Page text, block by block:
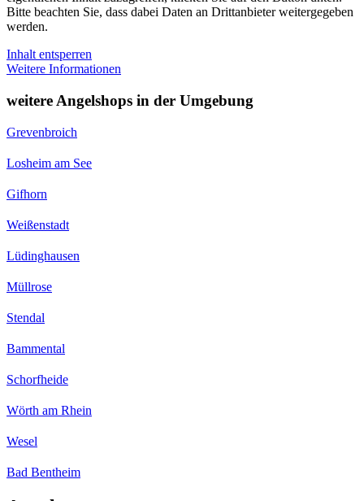
Bitte beachten Sie, dass dabei Daten an Drittanbieter weitergegeben
werden.
Inhalt entsperren
Weitere Informationen
weitere Angelshops in der Umgebung
Grevenbroich
Losheim am See
Gifhorn
Weißenstadt
Lüdinghausen
Müllrose
Stendal
Bammental
Schorfheide
Wörth am Rhein
Wesel
Bad Bentheim